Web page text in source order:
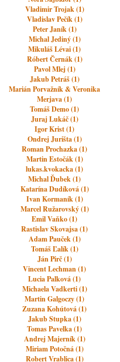
Vladimir Trojak (1)
Vladislav Pečík (1)
Peter Janík (1)
Michal Jediný (1)
Mikuláš Lévai (1)
Róbert Černák (1)
Pavol Mlej (1)
Jakub Petráš (1)
Marián Porvažník & Veronika
Merjava (1)
Tomáš Demo (1)
Juraj Lukáč (1)
Igor Krist (1)
Ondrej Jurišta (1)
Roman Prochazka (1)
Martin Estočák (1)
lukas.kvokacka (1)
Michal Ďubek (1)
Katarína Dudíková (1)
Ivan Kormaník (1)
Marcel Ružarovský (1)
Emil Vaňko (1)
Rastislav Skovajsa (1)
Adam Pauček (1)
Tomáš Ľalík (1)
Ján Pirč (1)
Vincent Lechman (1)
Lucia Palková (1)
Michaela Vadkerti (1)
Martin Galgoczy (1)
Zuzana Kohútová (1)
Jakub Stupka (1)
Tomas Pavelka (1)
Andrej Majerník (1)
Miriam Potočná (1)
Robert Vrablica (1)